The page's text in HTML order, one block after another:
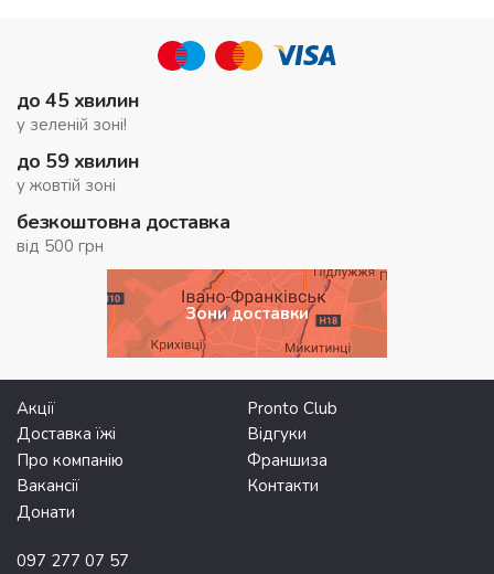
до 45 хвилин
у зеленій зоні!
до 59 хвилин
у жовтій зоні
безкоштовна доставка
від 500 грн
Зони доставки
Акції
Pronto Club
Доставка їжі
Відгуки
Про компанію
Франшиза
Вакансії
Контакти
Донати
097 277 07 57